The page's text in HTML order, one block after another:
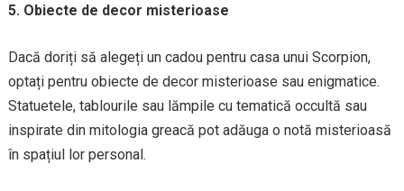
5. Obiecte de decor misterioase
Dacă doriți să alegeți un cadou pentru casa unui Scorpion,
optați pentru obiecte de decor misterioase sau enigmatice.
Statuetele, tablourile sau lămpile cu tematică occultă sau
inspirate din mitologia greacă pot adăuga o notă misterioasă
în spațiul lor personal.